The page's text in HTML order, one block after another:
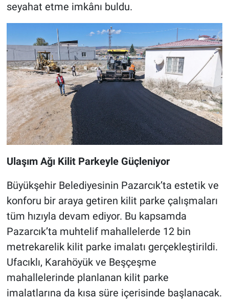
seyahat etme imkânı buldu.
Ulaşım Ağı Kilit Parkeyle Güçleniyor
Büyükşehir Belediyesinin Pazarcık’ta estetik ve
konforu bir araya getiren kilit parke çalışmaları
tüm hızıyla devam ediyor. Bu kapsamda
Pazarcık’ta muhtelif mahallelerde 12 bin
metrekarelik kilit parke imalatı gerçekleştirildi.
Ufacıklı, Karahöyük ve Beşçeşme
mahallelerinde planlanan kilit parke
imalatlarına da kısa süre içerisinde başlanacak.